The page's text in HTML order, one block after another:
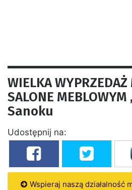
WIELKA
SALONE MEBLOWYM
Sanoku
Udostępnij na:
Wspieraj naszą działalność